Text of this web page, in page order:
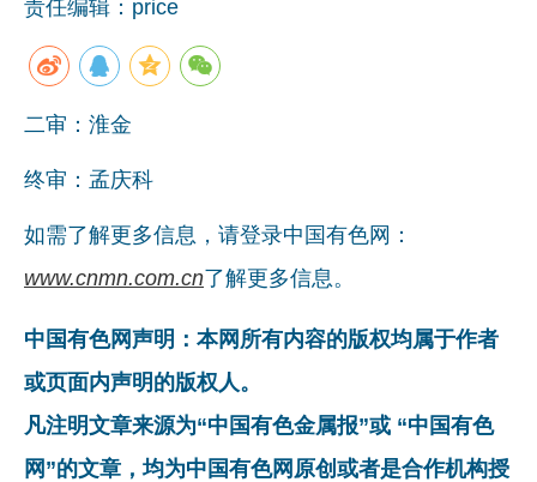
行情报价
数字报
责任编辑：price
二审：淮金
终审：孟庆科
如需了解更多信息，请登录中国有色网：
www.cnmn.com.cn了解更多信息。
中国有色网声明：本网所有内容的版权均属于作者
或页面内声明的版权人。
凡注明文章来源为“中国有色金属报”或 “中国有色
网”的文章，均为中国有色网原创或者是合作机构授